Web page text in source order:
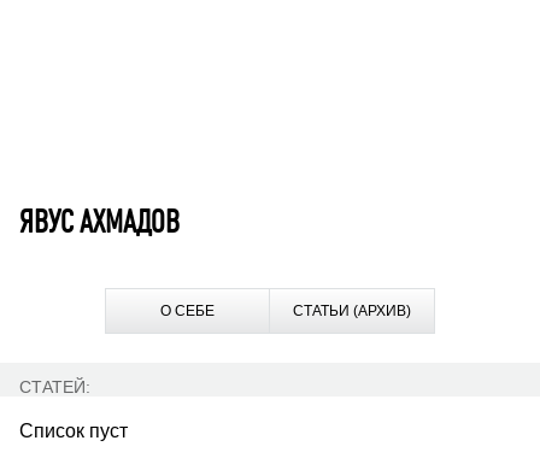
ЯВУС АХМАДОВ
О СЕБЕ СТАТЬИ (АРХИВ)
СТАТЕЙ:
Список пуст